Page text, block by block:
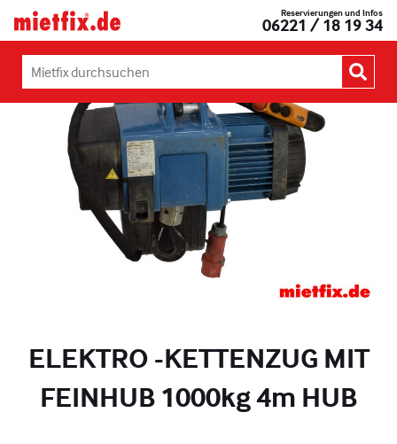
Inhalt
Mietfix®
Geräte
Maschinen
mieten
in
Heidelberg
Reservierungen und Infos
06221 / 18 19 34
durchsuchen:
ELEKTRO -KETTENZUG MIT
FEINHUB 1000kg 4m HUB